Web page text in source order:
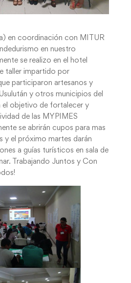
en coordinación con MITUR
en nuestro
se realizo en el hotel
taller impartido por
participaron artesanos y
y otros municipios del
el objetivo de fortalecer y
de las MYPIMES
se abrirán cupos para mas
y el próximo martes darán
a guías turísticos en sala de
Trabajando Juntos y Con